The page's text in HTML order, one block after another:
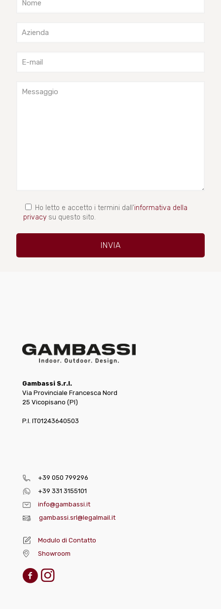
Ho letto e accetto i termini dall'informativa della
privacy su questo sito.
Gambassi S.r.l.
Via Provinciale Francesca Nord
25 Vicopisano (PI)
P.I. IT01243640503
+39 050 799296
+39 331 3155101
info@gambassi.it
gambassi.srl@legalmail.it
Modulo di Contatto
Showroom